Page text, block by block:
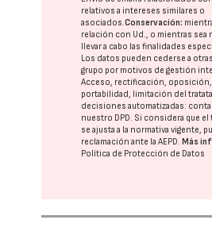
relativos a intereses similares o
asociados.Conservación:
relación con Ud., o mientras sea
llevar a cabo las finalidades
Los datos pueden cederse a otras
grupo por motivos de gestión
Acceso, rectificación,
portabilidad, limitación del
decisiones automatizadas:
nuestro DPD. Si considera que
se ajusta a la normativa vigente,
reclamación ante laAEPD. Más
Política de Protección de Datos